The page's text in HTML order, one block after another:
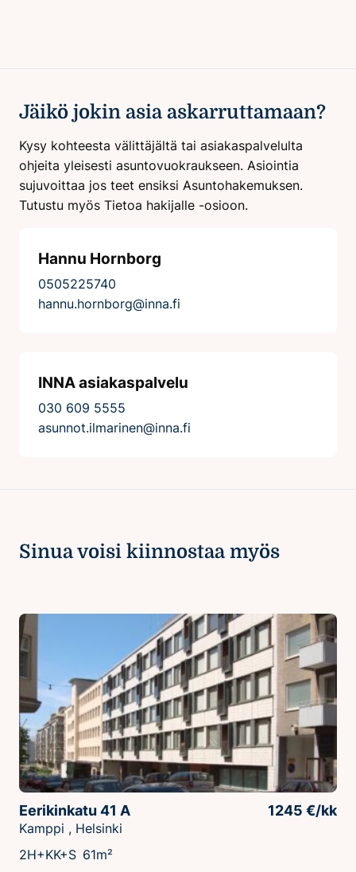
Jäikö jokin asia askarruttamaan?
Kysy kohteesta välittäjältä tai asiakaspalvelulta
ohjeita yleisesti asuntovuokraukseen. Asiointia
sujuvoittaa jos teet ensiksi Asuntohakemuksen.
Tutustu myös Tietoa hakijalle -osioon.
Hannu Hornborg
0505225740
hannu.hornborg@inna.fi
INNA asiakaspalvelu
030 609 5555
asunnot.ilmarinen@inna.fi
Sinua voisi kiinnostaa myös
Eerikinkatu 41 A 1245 €/kk
Kamppi , Helsinki
2H+KK+S 61m²